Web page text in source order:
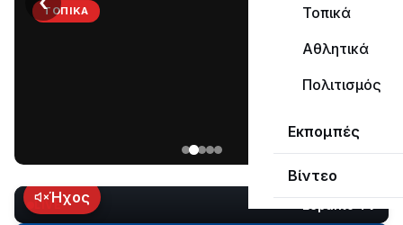
Τοπικά
Αθλητικά
Πολιτισμός
Εκπομπές
Βίντεο
ΤΟΠΙΚΆ
Ναυπάκτου
εδώ
και
LIVEΉχος